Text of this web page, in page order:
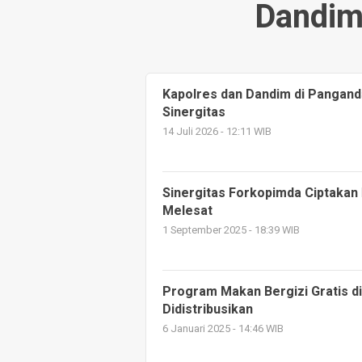
Kapolres dan Dandim di
Sinergitas
14 Juli 2026 - 12:11 WIB
Sinergitas Forkopimda Ciptakan
Melesat
1 September 2025 - 18:39 WIB
Program Makan Bergizi Gratis
Didistribusikan
6 Januari 2025 - 14:46 WIB